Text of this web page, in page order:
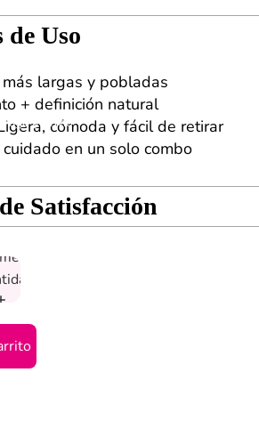
y Envío
de Uso
largas y pobladas
+ definición natural
cómoda y fácil de retirar
en un solo combo
Satisfacción